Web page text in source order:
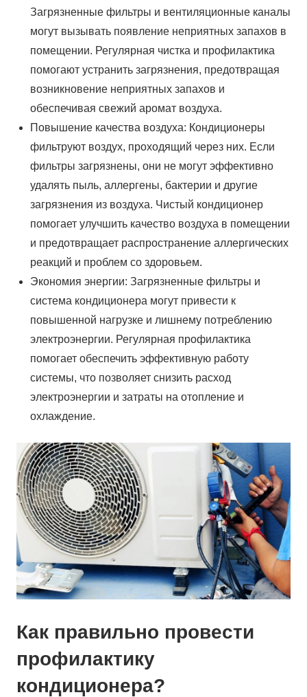
Загрязненные фильтры и вентиляционные каналы
могут вызывать появление неприятных запахов в
помещении. Регулярная чистка и профилактика
помогают устранить загрязнения, предотвращая
возникновение неприятных запахов и
обеспечивая свежий аромат воздуха.
Повышение качества воздуха: Кондиционеры
фильтруют воздух, проходящий через них. Если
фильтры загрязнены, они не могут эффективно
удалять пыль, аллергены, бактерии и другие
загрязнения из воздуха. Чистый кондиционер
помогает улучшить качество воздуха в помещении
и предотвращает распространение аллергических
реакций и проблем со здоровьем.
Экономия энергии: Загрязненные фильтры и
система кондиционера могут привести к
повышенной нагрузке и лишнему потреблению
электроэнергии. Регулярная профилактика
помогает обеспечить эффективную работу
системы, что позволяет снизить расход
электроэнергии и затраты на отопление и
охлаждение.
Как правильно провести
профилактику
кондиционера?